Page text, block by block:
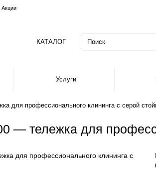
Акции
КАТАЛОГ
Услуги
для профессионального клининга с серой
— тележка для